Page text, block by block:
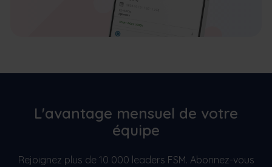
L'avantage mensuel de votre
équipe
Rejoignez plus de 10 000 leaders FSM. Abonnez-vous